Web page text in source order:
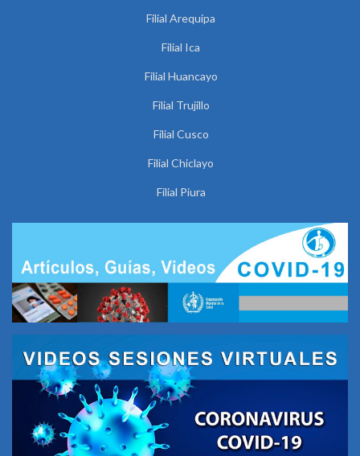
Filial Arequipa
Filial Ica
Filial Huancayo
Filial Trujillo
Filial Cusco
Filial Chiclayo
Filial Piura